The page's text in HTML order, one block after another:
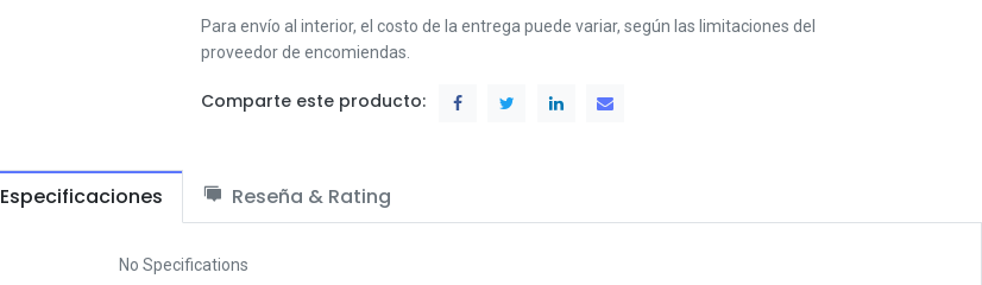
Para envío al interior, el costo de la entrega puede variar, según las limitaciones del
proveedor de encomiendas.
Comparte este producto:
Especificaciones Reseña & Rating
No Specifications